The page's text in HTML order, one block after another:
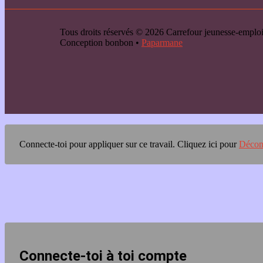
Tous droits réservés © 2026 Carrefour jeunesse-
Conception bonbon • Paparmane
Connecte-toi pour appliquer sur ce travail. Cliquez ici pour
Connecte-toi à toi compte